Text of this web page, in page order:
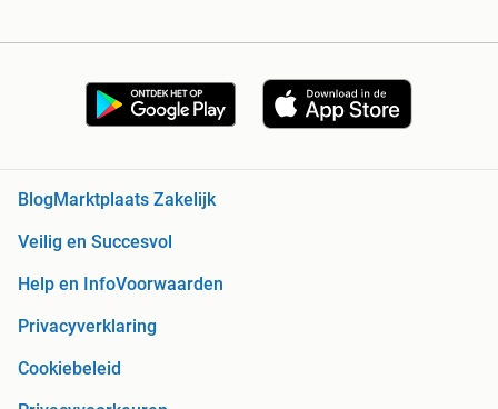
BlogMarktplaats Zakelijk
Veilig en Succesvol
Help en InfoVoorwaarden
Privacyverklaring
Cookiebeleid